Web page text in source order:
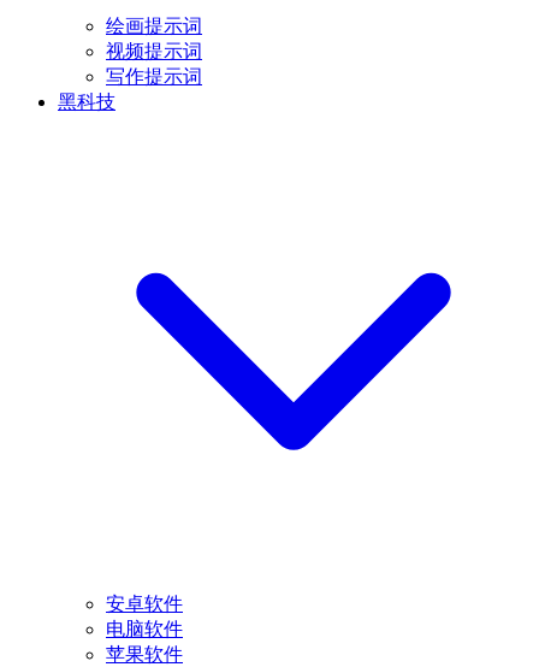
绘画提示词
视频提示词
写作提示词
黑科技
安卓软件
电脑软件
苹果软件